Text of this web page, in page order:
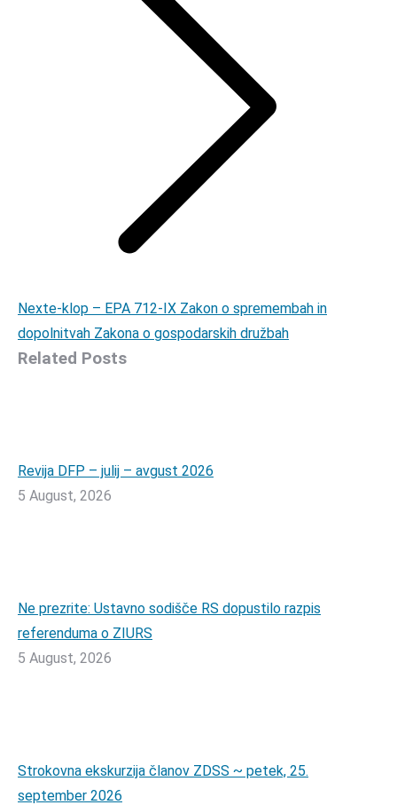
NextNext
post:
e-klop – EPA 712-IX Zakon o spremembah in
dopolnitvah Zakona o gospodarskih družbah
Related Posts
Revija DFP – julij – avgust 2026
5 August, 2026
Ne prezrite: Ustavno sodišče RS dopustilo razpis
referenduma o ZIURS
5 August, 2026
Strokovna ekskurzija članov ZDSS ~ petek, 25.
september 2026